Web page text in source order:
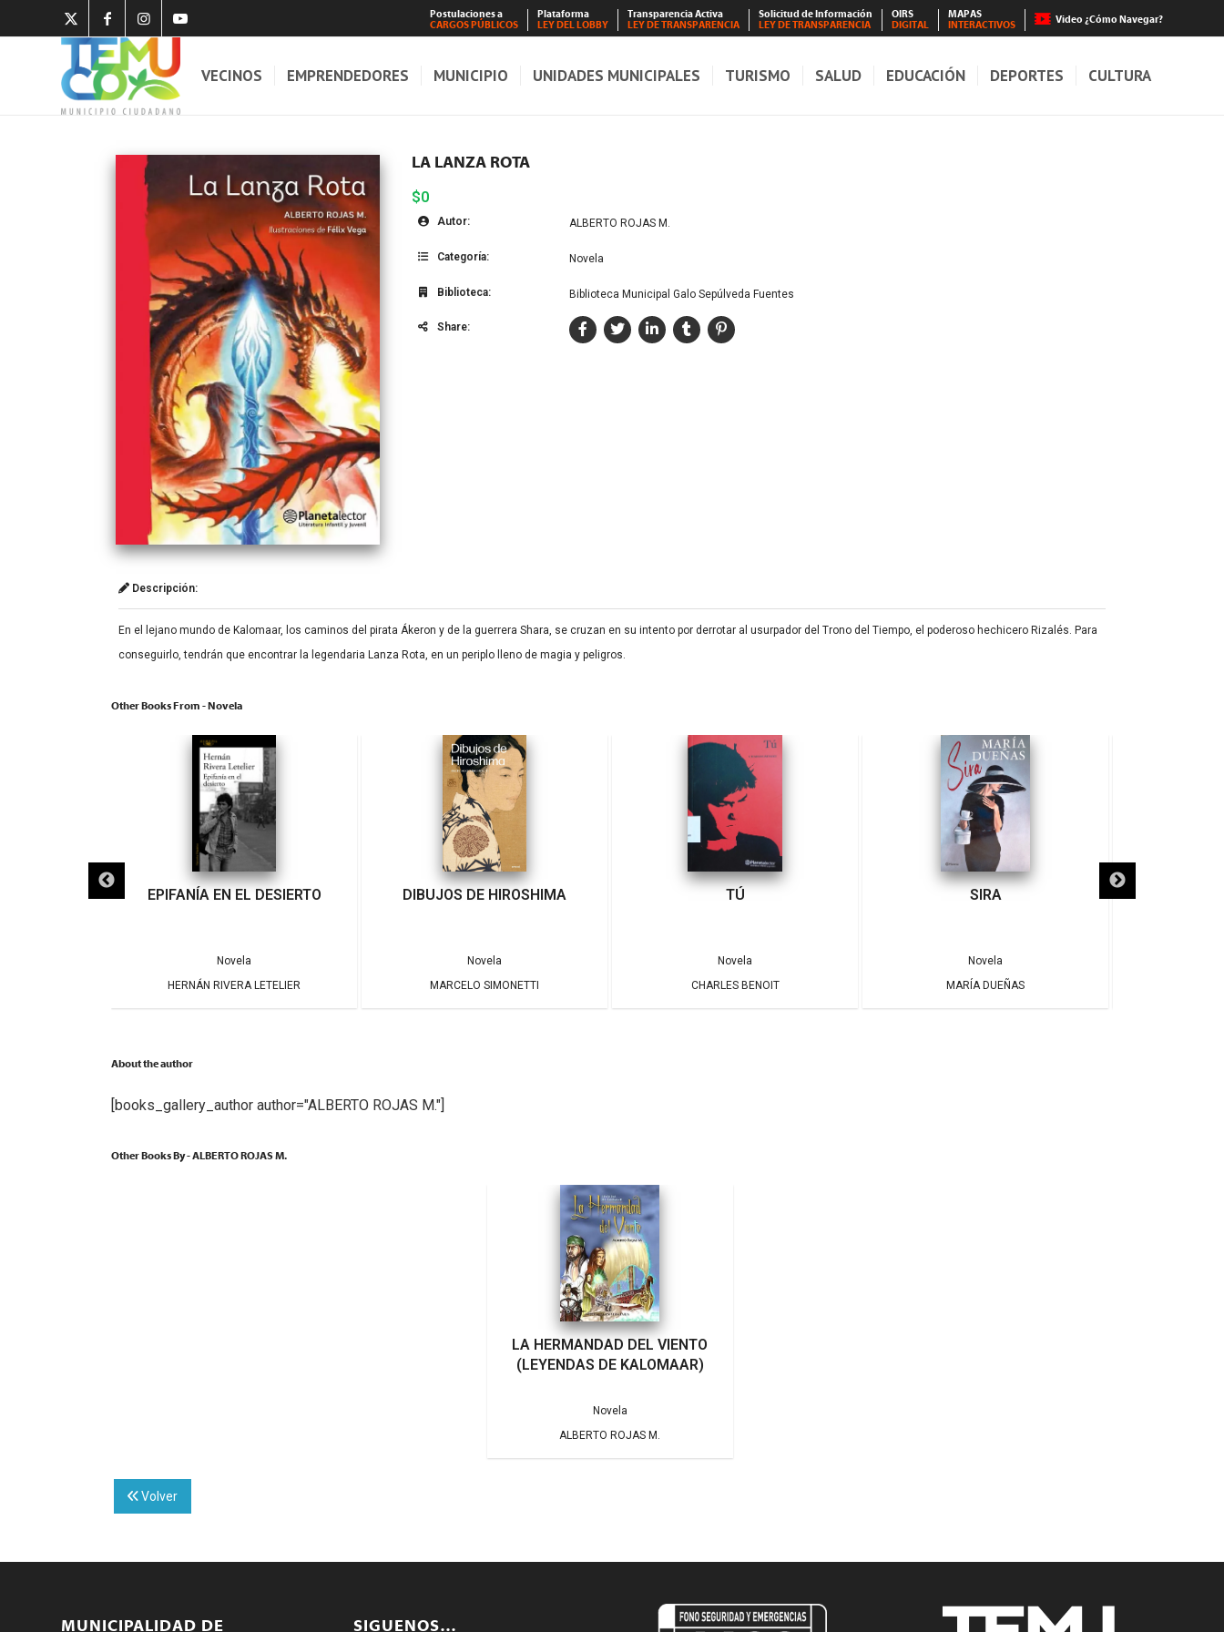
Postulaciones a
CARGOS PÚBLICOS
Plataforma
LEY DEL LOBBY
Transparencia Activa
LEY DE TRANSPARENCIA
Solicitud de Información
LEY DE TRANSPARENCIA
OIRS
DIGITAL
MAPAS
INTERACTIVOS
Video ¿Cómo Navegar?
VECINOS EMPRENDEDORES MUNICIPIO UNIDADES MUNICIPALES TURISMO SALUD EDUCACIÓN DEPORTES CULTURA
LA LANZA ROTA
$0
Autor: ALBERTO ROJAS M.
Categoría: Novela
Biblioteca: Biblioteca Municipal Galo Sepúlveda Fuentes
Share:
Descripción:
En el lejano mundo de Kalomaar, los caminos del pirata Ákeron y de la guerrera Shara, se cruzan en su intento por derrotar al usurpador del Trono del Tiempo, el poderoso hechicero Rizalés. Para
conseguirlo, tendrán que encontrar la legendaria Lanza Rota, en un periplo lleno de magia y peligros.
Other Books From - Novela
EPIFANÍA EN EL DESIERTO
Novela
HERNÁN RIVERA LETELIER
DIBUJOS DE HIROSHIMA
Novela
MARCELO SIMONETTI
TÚ
Novela
CHARLES BENOIT
SIRA
Novela
MARÍA DUEÑAS
About the author
[books_gallery_author author="ALBERTO ROJAS M."]
Other Books By - ALBERTO ROJAS M.
LA HERMANDAD DEL VIENTO
(LEYENDAS DE KALOMAAR)
Novela
ALBERTO ROJAS M.
Volver
MUNICIPALIDAD DE SIGUENOS…